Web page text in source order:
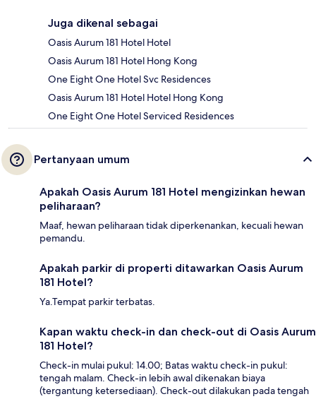
Juga dikenal sebagai
Oasis Aurum 181 Hotel Hotel
Oasis Aurum 181 Hotel Hong Kong
One Eight One Hotel Svc Residences
Oasis Aurum 181 Hotel Hotel Hong Kong
One Eight One Hotel Serviced Residences
Pertanyaan umum
Apakah Oasis Aurum 181 Hotel mengizinkan hewan
peliharaan?
Maaf, hewan peliharaan tidak diperkenankan, kecuali hewan
pemandu.
Apakah parkir di properti ditawarkan Oasis Aurum
181 Hotel?
Ya.Tempat parkir terbatas.
Kapan waktu check-in dan check-out di Oasis Aurum
181 Hotel?
Check-in mulai pukul: 14.00; Batas waktu check-in pukul:
tengah malam. Check-in lebih awal dikenakan biaya
(tergantung ketersediaan). Check-out dilakukan pada tengah